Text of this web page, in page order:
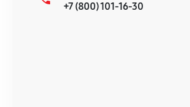
+7 (800) 101-16-30